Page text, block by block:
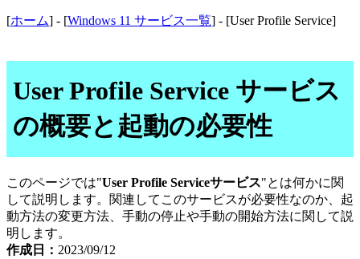
[ホーム] - [Windows 11 サービス一覧] - [User Profile Service]
User Profile Service サービス
の概要と起動の必要性
このページでは"User Profile Serviceサービス"とは何かに関
して説明します。関連してこのサービスが必要性なのか、起
動方法の変更方法、手動の停止や手動の開始方法に関して説
明します。
作成日： 2023/09/12